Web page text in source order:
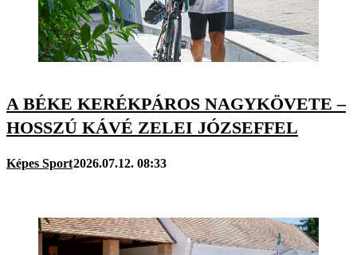
A BÉKE KERÉKPÁROS NAGYKÖVETE –
HOSSZÚ KÁVÉ ZELEI JÓZSEFFEL
Képes Sport2026.07.12. 08:33